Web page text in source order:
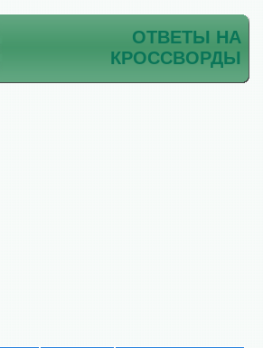
ОТВЕТЫ НА
КРОССВОРДЫ